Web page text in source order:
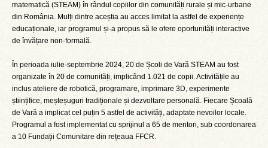
matematică (STEAM) în rândul copiilor din comunități rurale și mic-urbane
din România. Mulți dintre aceștia au acces limitat la astfel de experiențe
educaționale, iar programul și-a propus să le ofere oportunități interactive
de învățare non-formală.
În perioada iulie-septembrie 2024, 20 de Școli de Vară STEAM au fost
organizate în 20 de comunități, implicând 1.021 de copii. Activitățile au
inclus ateliere de robotică, programare, imprimare 3D, experimente
științifice, meșteșuguri tradiționale și dezvoltare personală. Fiecare Școală
de Vară a implicat cel puțin 5 astfel de activități, adaptate nevoilor locale.
Programul a fost implementat cu sprijinul a 65 de mentori, sub coordonarea
a 10 Fundații Comunitare din rețeaua FFCR.